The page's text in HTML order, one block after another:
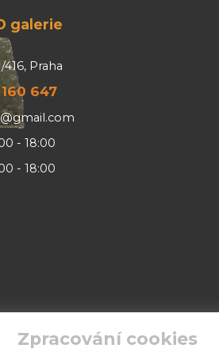
Praha
647
- 18:00
- 18:00
Zpracování cookies